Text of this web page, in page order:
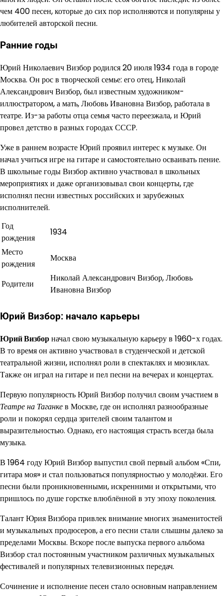
чем 400 песен, которые до сих пор исполняются и популярны у
любителей авторской песни.
Ранние годы
Юрий Николаевич Визбор родился 20 июля 1934 года в городе
Москва. Он рос в творческой семье: его отец, Николай
Александрович Визбор, был известным художником-
иллюстратором, а мать, Любовь Ивановна Визбор, работала в
театре. Из-за работы отца семья часто переезжала, и Юрий
провел детство в разных городах СССР.
Уже в раннем возрасте Юрий проявил интерес к музыке. Он
начал учиться игре на гитаре и самостоятельно осваивать пение.
В школьные годы Визбор активно участвовал в школьных
мероприятиях и даже организовывал свои концерты, где
исполнял песни известных российских и зарубежных
исполнителей.
Год
рождения
1934
Место
рождения
Москва
Родители
Николай Александрович Визбор, Любовь
Ивановна Визбор
Юрий Визбор: начало карьеры
Юрий Визборначал свою музыкальную карьеру в 1960-х годах.
В то время он активно участвовал в студенческой и детской
театральной жизни, исполнял роли в спектаклях и мюзиклах.
Также он играл на гитаре и пел песни на вечерах и концертах.
Первую популярность Юрий Визбор получил своим участием в
Театре на Таганкев Москве, где он исполнял разнообразные
роли и покорял сердца зрителей своим талантом и
выразительностью. Однако, его настоящая страсть всегда была
музыка.
В 1964 году Юрий Визбор выпустил свой первый альбом «Спи,
гитара моя» и стал пользоваться популярностью у молодёжи. Его
песни были проникновенными, искренними и открытыми, что
пришлось по душе горстке влюблённой в эту эпоху поколения.
Талант Юрия Визбора привлек внимание многих знаменитостей
и музыкальных продюсеров, а его песни стали слышны далеко за
пределами Москвы. Вскоре после выпуска первого альбома
Визбор стал постоянным участником различных музыкальных
фестивалей и популярных телевизионных передач.
Сочинение и исполнение песен стало основным направлением